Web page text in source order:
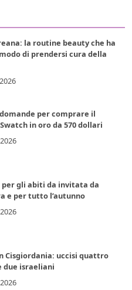
la routine beauty che ha
di prendersi cura della
per comprare il
in oro da 570 dollari
per gli abiti da invitata da
e per tutto l’autunno
Cisgiordania: uccisi quattro
due israeliani